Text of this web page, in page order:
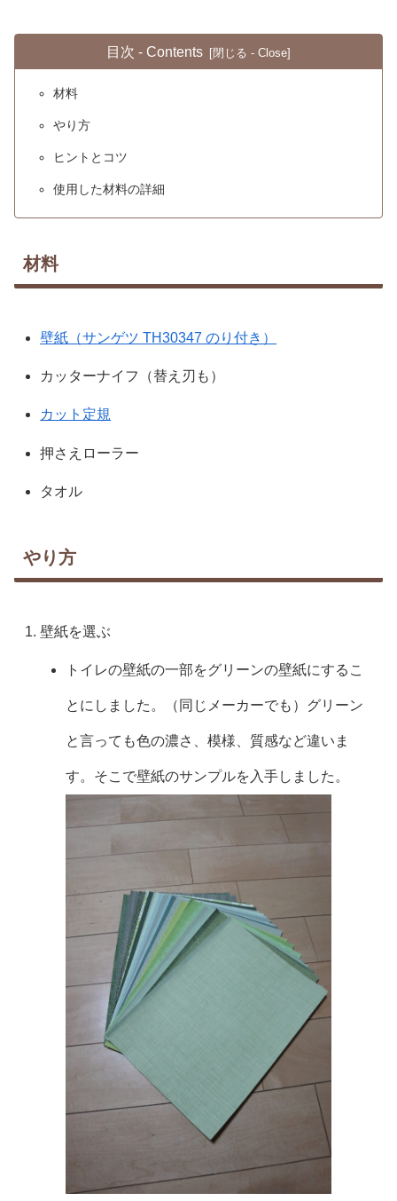
目次 - Contents
材料
やり方
ヒントとコツ
使用した材料の詳細
材料
壁紙（サンゲツ TH30347 のり付き）
カッターナイフ（替え刃も）
カット定規
押さえローラー
タオル
やり方
壁紙を選ぶ
トイレの壁紙の一部をグリーンの壁紙にするこ
とにしました。（同じメーカーでも）グリーン
と言っても色の濃さ、模様、質感など違いま
す。そこで壁紙のサンプルを入手しました。